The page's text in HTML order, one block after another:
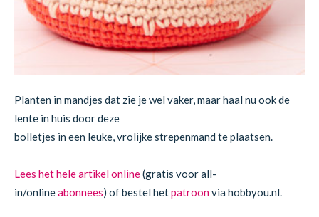
Planten in mandjes dat zie je wel vaker, maar haal nu ook de
lente in huis door deze
bolletjes in een leuke, vrolijke strepenmand te plaatsen.
Lees het hele artikel online(gratis voor all-
in/onlineabonnees) of bestel hetpatroonvia hobbyou.nl.